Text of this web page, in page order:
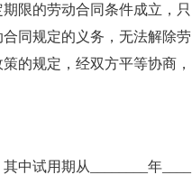
限的劳动合同条件成立，只
同规定的义务，无法解除劳
的规定，经双方平等协商，
中试用期从________年____